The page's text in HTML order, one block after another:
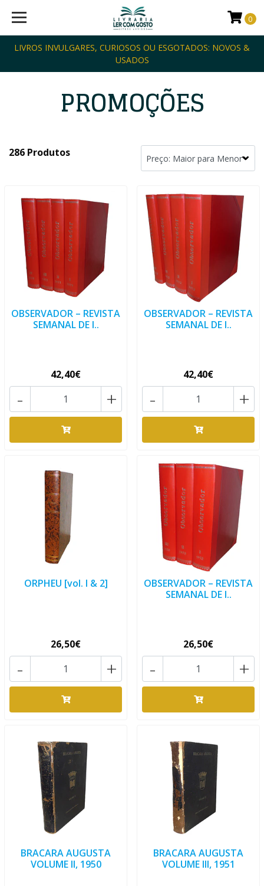
LIVROS INVULGARES, CURIOSOS OU ESGOTADOS: NOVOS &
USADOS
0
PROMOÇÕES
286 Produtos
OBSERVADOR – REVISTA
SEMANAL DE I..
42,40€
+
-
OBSERVADOR – REVISTA
SEMANAL DE I..
42,40€
+
-
ORPHEU [vol. I & 2]
26,50€
+
-
OBSERVADOR – REVISTA
SEMANAL DE I..
26,50€
+
-
BRACARA AUGUSTA
VOLUME II, 1950
BRACARA AUGUSTA
VOLUME III, 1951